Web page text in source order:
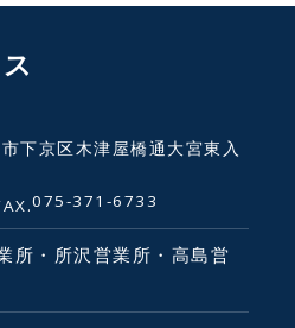
下京区木津屋橋通大宮東入
075-371-6733
所・所沢営業所・高島営